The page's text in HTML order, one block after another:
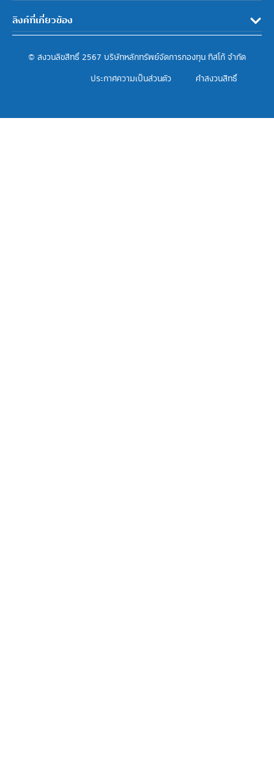
ลิงค์ที่เกี่ยวข้อง
© สงวนลิขสิทธิ์ 2567 บริษัทหลักทรัพย์จัดการกองทุน ทิสโก้ จำกัด
ประกาศความเป็นส่วนตัว
คำสงวนสิทธิ์